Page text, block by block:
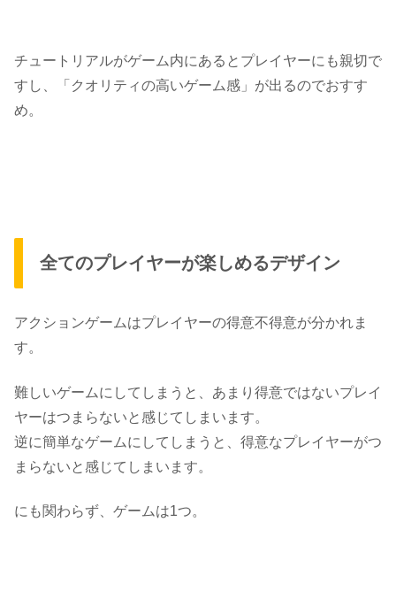
チュートリアルがゲーム内にあるとプレイヤーにも親切で
すし、
「クオリティの高いゲーム感」が出るのでおすす
め。
全てのプレイヤーが楽しめるデザイン
アクションゲームはプレイヤーの得意不得意が分かれま
す。
難しいゲームにしてしまうと、あまり得意ではないプレイ
ヤーはつまらないと感じてしまいます。
逆に簡単なゲームにしてしまうと、得意なプレイヤーがつ
まらないと感じてしまいます。
にも関わらず、ゲームは1つ。